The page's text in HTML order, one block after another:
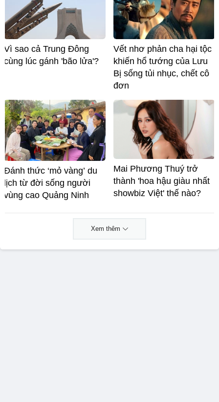
Vì sao cả Trung Đông
cùng lúc gánh 'bão lửa'?
Vết nhơ phản cha hại tộc
khiến hổ tướng của Lưu
Bị sống tủi nhục, chết cô
đơn
Đánh thức ‘mỏ vàng’ du
lịch từ đời sống người
vùng cao Quảng Ninh
Mai Phương Thuý trở
thành 'hoa hậu giàu nhất
showbiz Việt' thế nào?
Xem thêm